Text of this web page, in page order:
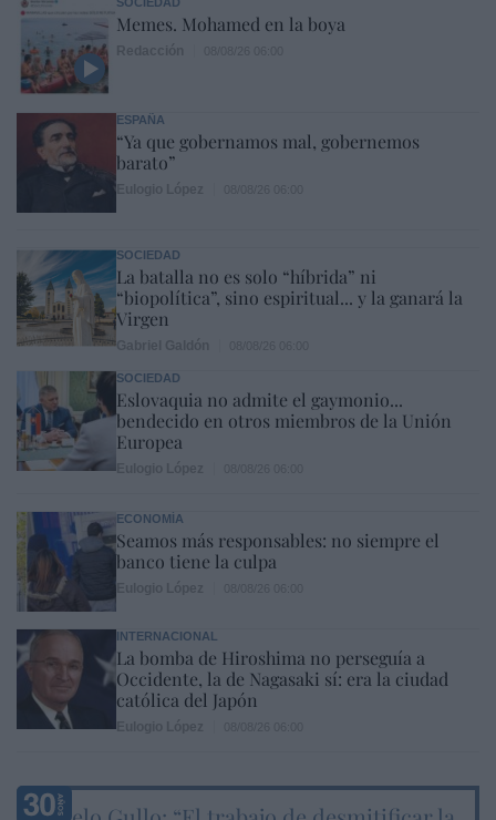
Memes. Mohamed en la boya
ESPAÑA
“Ya que gobernamos mal, gobernemos
barato”
SOCIEDAD
La batalla no es solo “híbrida” ni
“biopolítica”, sino espiritual... y la ganará la
Virgen
SOCIEDAD
Eslovaquia no admite el gaymonio...
bendecido en otros miembros de la Unión
Europea
ECONOMÍA
Seamos más responsables: no siempre el
banco tiene la culpa
INTERNACIONAL
La bomba de Hiroshima no perseguía a
Occidente, la de Nagasaki sí: era la ciudad
católica del Japón